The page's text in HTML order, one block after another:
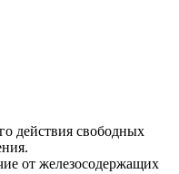
действия свободных
от железосодержащих